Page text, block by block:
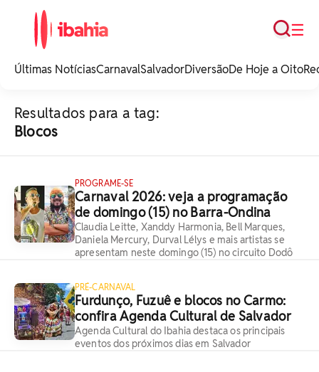
noticias e
☰
Busca
Últimas NotíciasCarnavalSalvadorDiversãoDe Hoje a Oito
Resultados para a tag:
Blocos
PROGRAME-SE
Carnaval 2026: veja a programação
de domingo (15) no Barra-Ondina
Claudia Leitte, Xanddy Harmonia, Bell Marques,
Daniela Mercury, Durval Lélys e mais artistas se
apresentam neste domingo (15) no circuito Dodô
PRÉ-CARNAVAL
Furdunço, Fuzuê e blocos no Carmo:
confira Agenda Cultural de Salvador
Agenda Cultural do Ibahia destaca os principais
eventos dos próximos dias em Salvador